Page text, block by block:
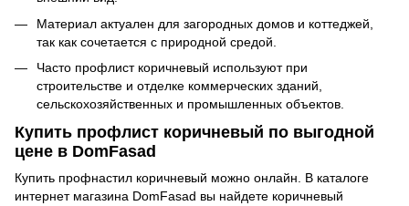
Материал актуален для загородных домов и коттеджей,
так как сочетается с природной средой.
Часто профлист коричневый используют при
строительстве и отделке коммерческих зданий,
сельскохозяйственных и промышленных объектов.
Купить профлист коричневый по выгодной
цене в DomFasad
Купить профнастил коричневый можно онлайн. В каталоге
интернет магазина DomFasad вы найдете коричневый